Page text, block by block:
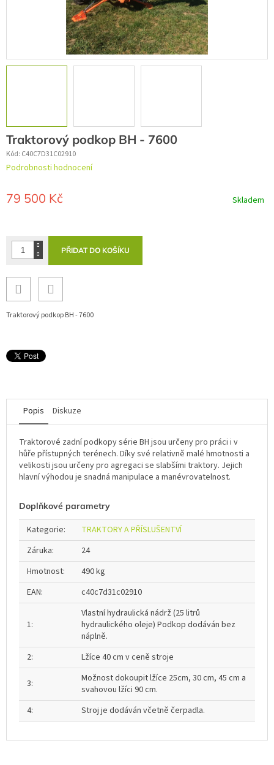
Traktorový podkop BH - 7600
Kód: C40C7D31C02910
Průměrné
je
0,0
Podrobnosti hodnocení
79 500 Kč Skladem
PŘIDAT DO KOŠÍKU
Traktorový podkop BH - 7600
Popis Diskuze
Traktorové zadní podkopy série BH jsou určeny pro práci i v
hůře přístupných terénech. Díky své relativně malé hmotnosti a
velikosti jsou určeny pro agregaci se slabšími traktory. Jejich
hlavní výhodou je snadná manipulace a manévrovatelnost.
Doplňkové parametry
Kategorie:
TRAKTORY A PŘÍSLUŠENTVÍ
Záruka:
24
Hmotnost:
490 kg
EAN: c40c7d31c02910
1:
Vlastní hydraulická nádrž (25 litrů
hydraulického oleje) Podkop dodáván bez
náplně.
2: Lžíce 40 cm v ceně stroje
3:
Možnost dokoupit lžíce 25cm, 30 cm, 45 cm a
svahovou lžíci 90 cm.
4: Stroj je dodáván včetně čerpadla.